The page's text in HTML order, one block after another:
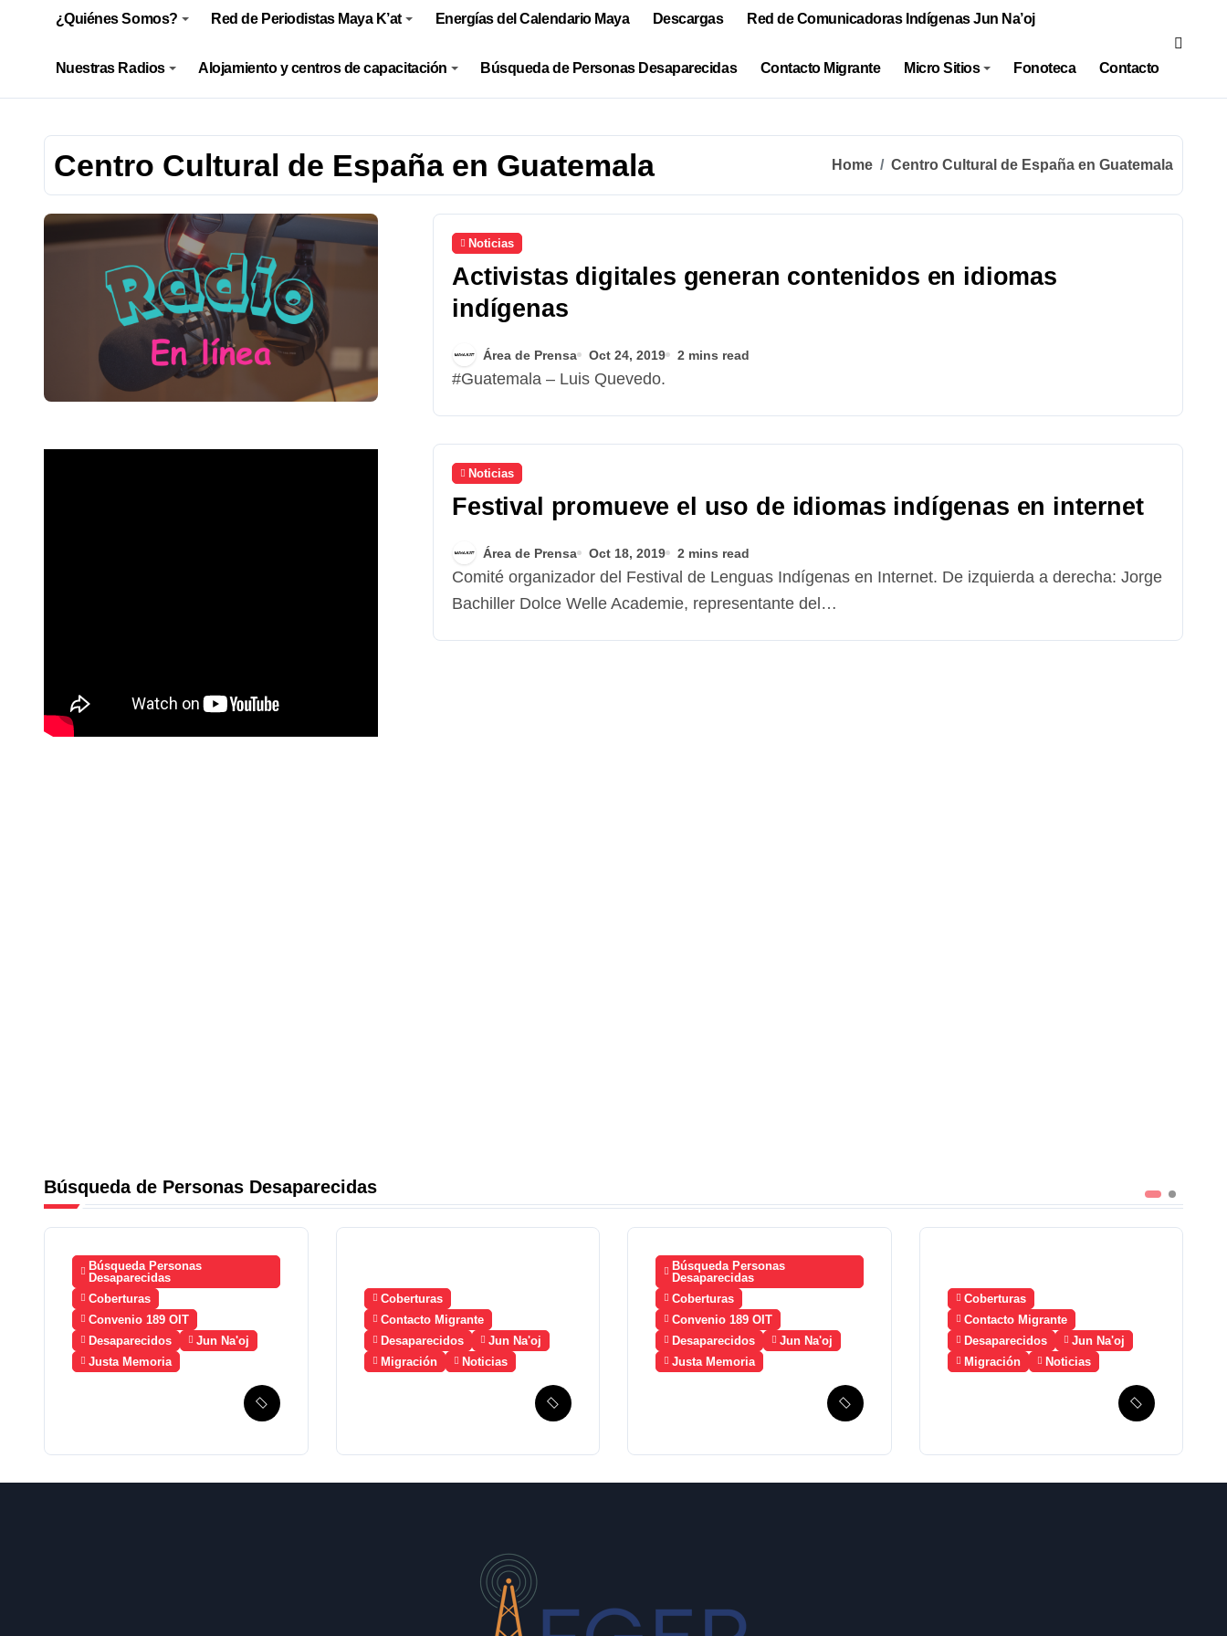
¿Quiénes Somos? Red de Periodistas Maya K’at Energías del Calendario Maya Descargas Red de Comunicadoras Indígenas Jun Na’oj
Nuestras Radios Alojamiento y centros de capacitación Búsqueda de Personas Desaparecidas Contacto Migrante Micro Sitios Fonoteca Contacto
Centro Cultural de España en Guatemala Home Centro Cultural de España en Guatemala
Noticias
Activistas digitales generan contenidos en idiomas
indígenas
Área de Prensa Oct 24, 2019 2 mins read
#Guatemala – Luis Quevedo.
Noticias
Festival promueve el uso de idiomas indígenas en internet
Área de Prensa Oct 18, 2019 2 mins read
Comité organizador del Festival de Lenguas Indígenas en Internet. De izquierda a derecha: Jorge
Bachiller Dolce Welle Academie, representante del…
Búsqueda de Personas Desaparecidas
Búsqueda Personas
Desaparecidas
Coberturas
Convenio 189 OIT
Desaparecidos
Jun Na'oj
Justa Memoria
terror de Estado
Coberturas
Contacto Migrante
Desaparecidos
Jun Na'oj
Migración
Noticias
búsqueda de
Búsqueda Personas
Desaparecidas
Coberturas
Convenio 189 OIT
Desaparecidos
Jun Na'oj
Justa Memoria
terror de Estado
Coberturas
Contacto Migrante
Desaparecidos
Jun Na'oj
Migración
Noticias
búsqueda de